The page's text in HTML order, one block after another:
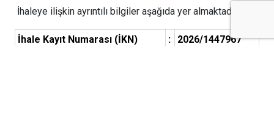
İhaleye ilişkin ayrıntılı bilgiler aşağıda yer almaktadır:
İhale Kayıt Numarası (İKN) : 2026/1447967